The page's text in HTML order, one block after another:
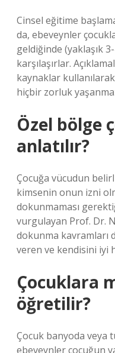
Cinsel eğitime
da, ebeveynler
geldiğinde (yaklaşık
karşılaşırlar.
kaynaklar kullanılarak
hiçbir zorluk
Özel bölge
anlatılır?
Çocuğa vücudun
kimsenin onun izni
dokunmaması
vurgulayan Prof. Dr.
dokunma kavramları
veren ve kendisini iyi
Çocuklara
öğretilir?
Çocuk banyoda veya
ebeveynler çocuğun